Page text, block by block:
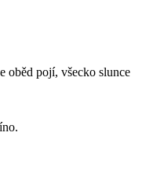
oběd pojí, všecko slunce